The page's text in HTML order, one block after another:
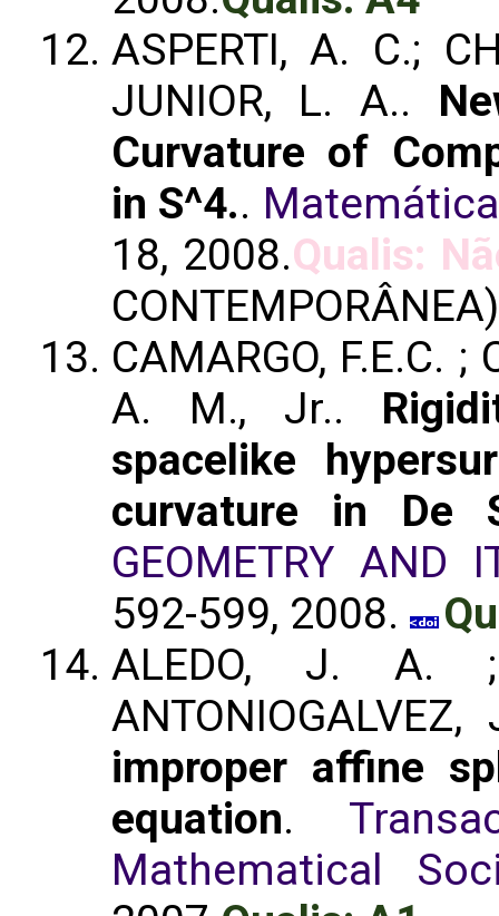
ASPERTI, A. C.;
JUNIOR, L. A..
Curvature of
in S^4..
18, 2008.Qualis:
CONTEMPORÂNEA)
CAMARGO, F.E.C.
A. M., Jr..
spacelike
curvature in De
GEOMETRY AND
592-599, 2008.
ALEDO, J. A.
improper affine
equation.
Mathematical